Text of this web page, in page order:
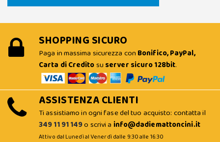
SHOPPING SICURO
Paga in massima sicurezza con Bonifico, PayPal,
Carta di Creditosu server sicuro 128bit.
ASSISTENZA CLIENTI
Ti assistiamo in ogni fase del tuo acquisto: contatta il
349 11 91 149o scrivi a info@dadiemattoncini.it
Attivo dal Lunedì al Venerdì dalle 9:30 alle 16:30